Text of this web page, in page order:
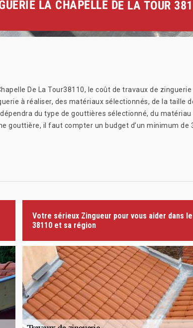
LA CHAPELLE DE LA TOUR
De La Tour38110, le coût de travaux de
à réaliser, des matériaux sélectionnés, de la taille
du type de gouttières sélectionné, du
gouttière, il faut compter un budget d’un minimum de
Votre sérieux Zingueur pour vous aider dans le
38110 et sa région